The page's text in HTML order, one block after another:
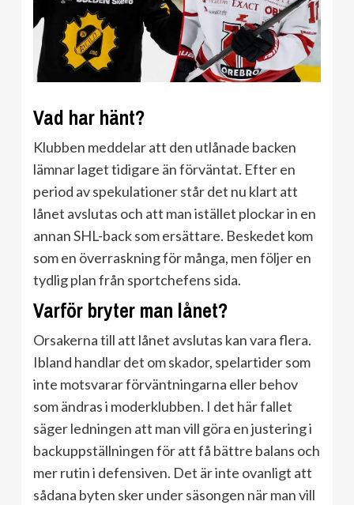
Vad har hänt?
Klubben meddelar att den utlånade backen
lämnar laget tidigare än förväntat. Efter en
period av spekulationer står det nu klart att
lånet avslutas och att man istället plockar in en
annan SHL-back som ersättare. Beskedet kom
som en överraskning för många, men följer en
tydlig plan från sportchefens sida.
Varför bryter man lånet?
Orsakerna till att lånet avslutas kan vara flera.
Ibland handlar det om skador, spelartider som
inte motsvarar förväntningarna eller behov
som ändras i moderklubben. I det här fallet
säger ledningen att man vill göra en justering i
backuppställningen för att få bättre balans och
mer rutin i defensiven. Det är inte ovanligt att
sådana byten sker under säsongen när man vill